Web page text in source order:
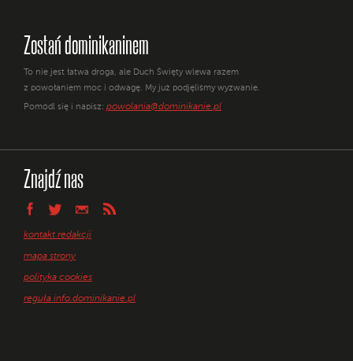
Zostań dominikaninem
To nie jest łatwa droga, ale Duch Święty wlewa razem
z powołaniem moc i odwagę. My już podjęliśmy wyzwanie.
Pomódl się i napisz: powolania@dominikanie.pl
Znajdź nas
kontakt redakcji
mapa strony
polityka cookies
reguła info.dominikanie.pl